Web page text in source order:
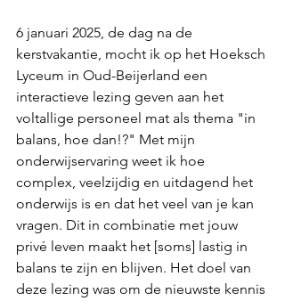
6 januari 2025, de dag na de
kerstvakantie, mocht ik op het Hoeksch
Lyceum in Oud-Beijerland een
interactieve lezing geven aan het
voltallige personeel mat als thema "in
balans, hoe dan!?" Met mijn
onderwijservaring weet ik hoe
complex, veelzijdig en uitdagend het
onderwijs is en dat het veel van je kan
vragen. Dit in combinatie met jouw
privé leven maakt het [soms] lastig in
balans te zijn en blijven. Het doel van
deze lezing was om de nieuwste kennis